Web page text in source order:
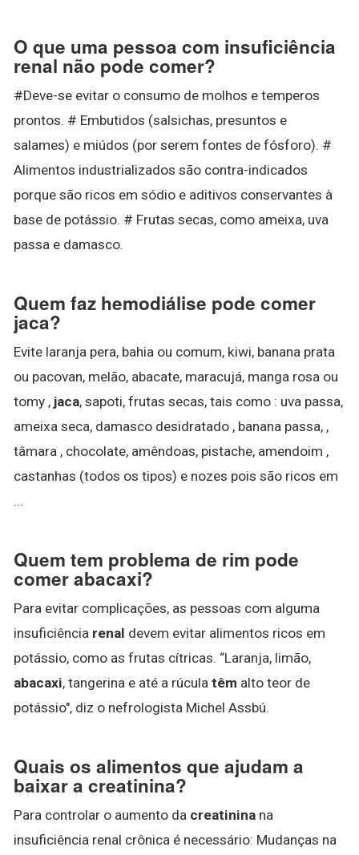
O que uma pessoa com insuficiência
renal não pode comer?
#Deve-se evitar o consumo de molhos e temperos
prontos. # Embutidos (salsichas, presuntos e
salames) e miúdos (por serem fontes de fósforo). #
Alimentos industrializados são contra-indicados
porque são ricos em sódio e aditivos conservantes à
base de potássio. # Frutas secas, como ameixa, uva
passa e damasco.
Quem faz hemodiálise pode comer
jaca?
Evite laranja pera, bahia ou comum, kiwi, banana prata
ou pacovan, melão, abacate, maracujá, manga rosa ou
tomy , jaca, sapoti, frutas secas, tais como : uva passa,
ameixa seca, damasco desidratado , banana passa, ,
tâmara , chocolate, amêndoas, pistache, amendoim ,
castanhas (todos os tipos) e nozes pois são ricos em
...
Quem tem problema de rim pode
comer abacaxi?
Para evitar complicações, as pessoas com alguma
insuficiência renal devem evitar alimentos ricos em
potássio, como as frutas cítricas. “Laranja, limão,
abacaxi, tangerina e até a rúcula têm alto teor de
potássio", diz o nefrologista Michel Assbú.
Quais os alimentos que ajudam a
baixar a creatinina?
Para controlar o aumento da creatinina na
insuficiência renal crônica é necessário: Mudanças na